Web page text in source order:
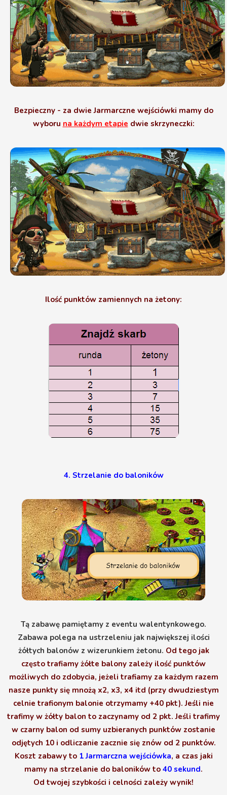
Bezpieczny - za dwie Jarmarczne wejściówki mamy do
wyboru na każdym etapie dwie skrzyneczki:
Ilość punktów zamiennych na żetony:
4. Strzelanie do baloników
Tą zabawę pamiętamy z eventu walentynkowego.
Zabawa polega na ustrzeleniu jak największej ilości
żółtych balonów z wizerunkiem żetonu. Od tego jak
często trafiamy żółte balony zależy ilość punktów
możliwych do zdobycia, jeżeli trafiamy za każdym razem
nasze punkty się mnożą x2, x3, x4 itd (przy dwudziestym
celnie trafionym balonie otrzymamy +40 pkt). Jeśli nie
trafimy w żółty balon to zaczynamy od 2 pkt. Jeśli trafimy
w czarny balon od sumy uzbieranych punktów zostanie
odjętych 10 i odliczanie zacznie się znów od 2 punktów.
Koszt zabawy to 1 Jarmarczna wejściówka, a czas jaki
mamy na strzelanie do baloników to 40 sekund.
Od twojej szybkości i celności zależy wynik!